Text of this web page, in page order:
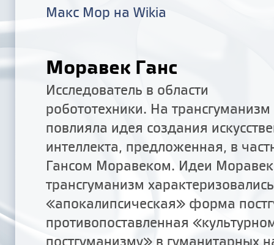
Макс Мор на Wikia
Моравек Ганс
Исследователь в области
робототехники. На трансгуманизм
повлияла идея создания
интеллекта, предложенная, в
Гансом Моравеком. Идеи
трансгуманизм
«апокалипсическая» форма
противопоставленная
постгуманизму» в гуманитарных